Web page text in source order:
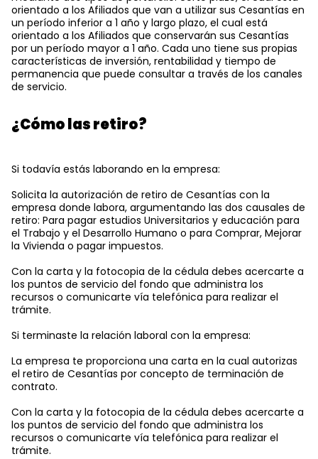
orientado a los Afiliados que van a utilizar sus Cesantías en
un período inferior a 1 año y largo plazo, el cual está
orientado a los Afiliados que conservarán sus Cesantías
por un período mayor a 1 año. Cada uno tiene sus propias
características de inversión, rentabilidad y tiempo de
permanencia que puede consultar a través de los canales
de servicio.
¿Cómo las retiro?
Si todavía estás laborando en la empresa:
Solicita la autorización de retiro de Cesantías con la
empresa donde labora, argumentando las dos causales de
retiro: Para pagar estudios Universitarios y educación para
el Trabajo y el Desarrollo Humano o para Comprar, Mejorar
la Vivienda o pagar impuestos.
Con la carta y la fotocopia de la cédula debes acercarte a
los puntos de servicio del fondo que administra los
recursos o comunicarte vía telefónica para realizar el
trámite.
Si terminaste la relación laboral con la empresa:
La empresa te proporciona una carta en la cual autorizas
el retiro de Cesantías por concepto de terminación de
contrato.
Con la carta y la fotocopia de la cédula debes acercarte a
los puntos de servicio del fondo que administra los
recursos o comunicarte vía telefónica para realizar el
trámite.